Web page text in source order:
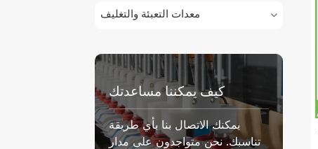
معدات التعبئة والتغليف
كيف يمكننا مساعدتك
يمكنك الاتصال بنا بأي طريقة
تناسبك. نحن متواجدون على مدار